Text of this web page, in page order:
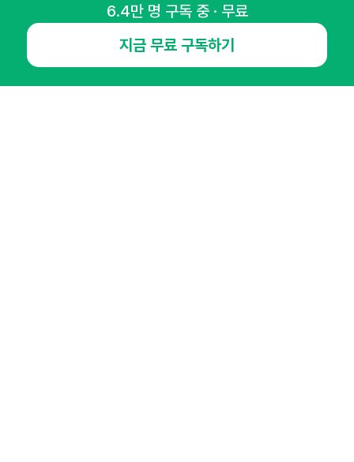
6.4만 명 구독 중 · 무료
지금 무료 구독하기